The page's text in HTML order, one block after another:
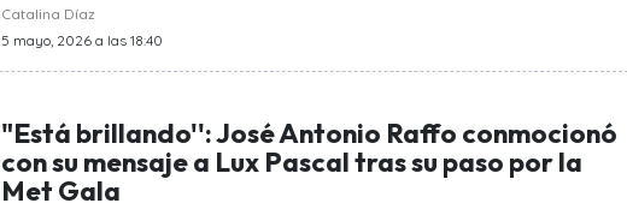
Catalina Díaz
5 mayo, 2026 a las 18:40
"Está brillando'': José Antonio Raffo conmocionó
con su mensaje a Lux Pascal tras su paso por la
Met Gala